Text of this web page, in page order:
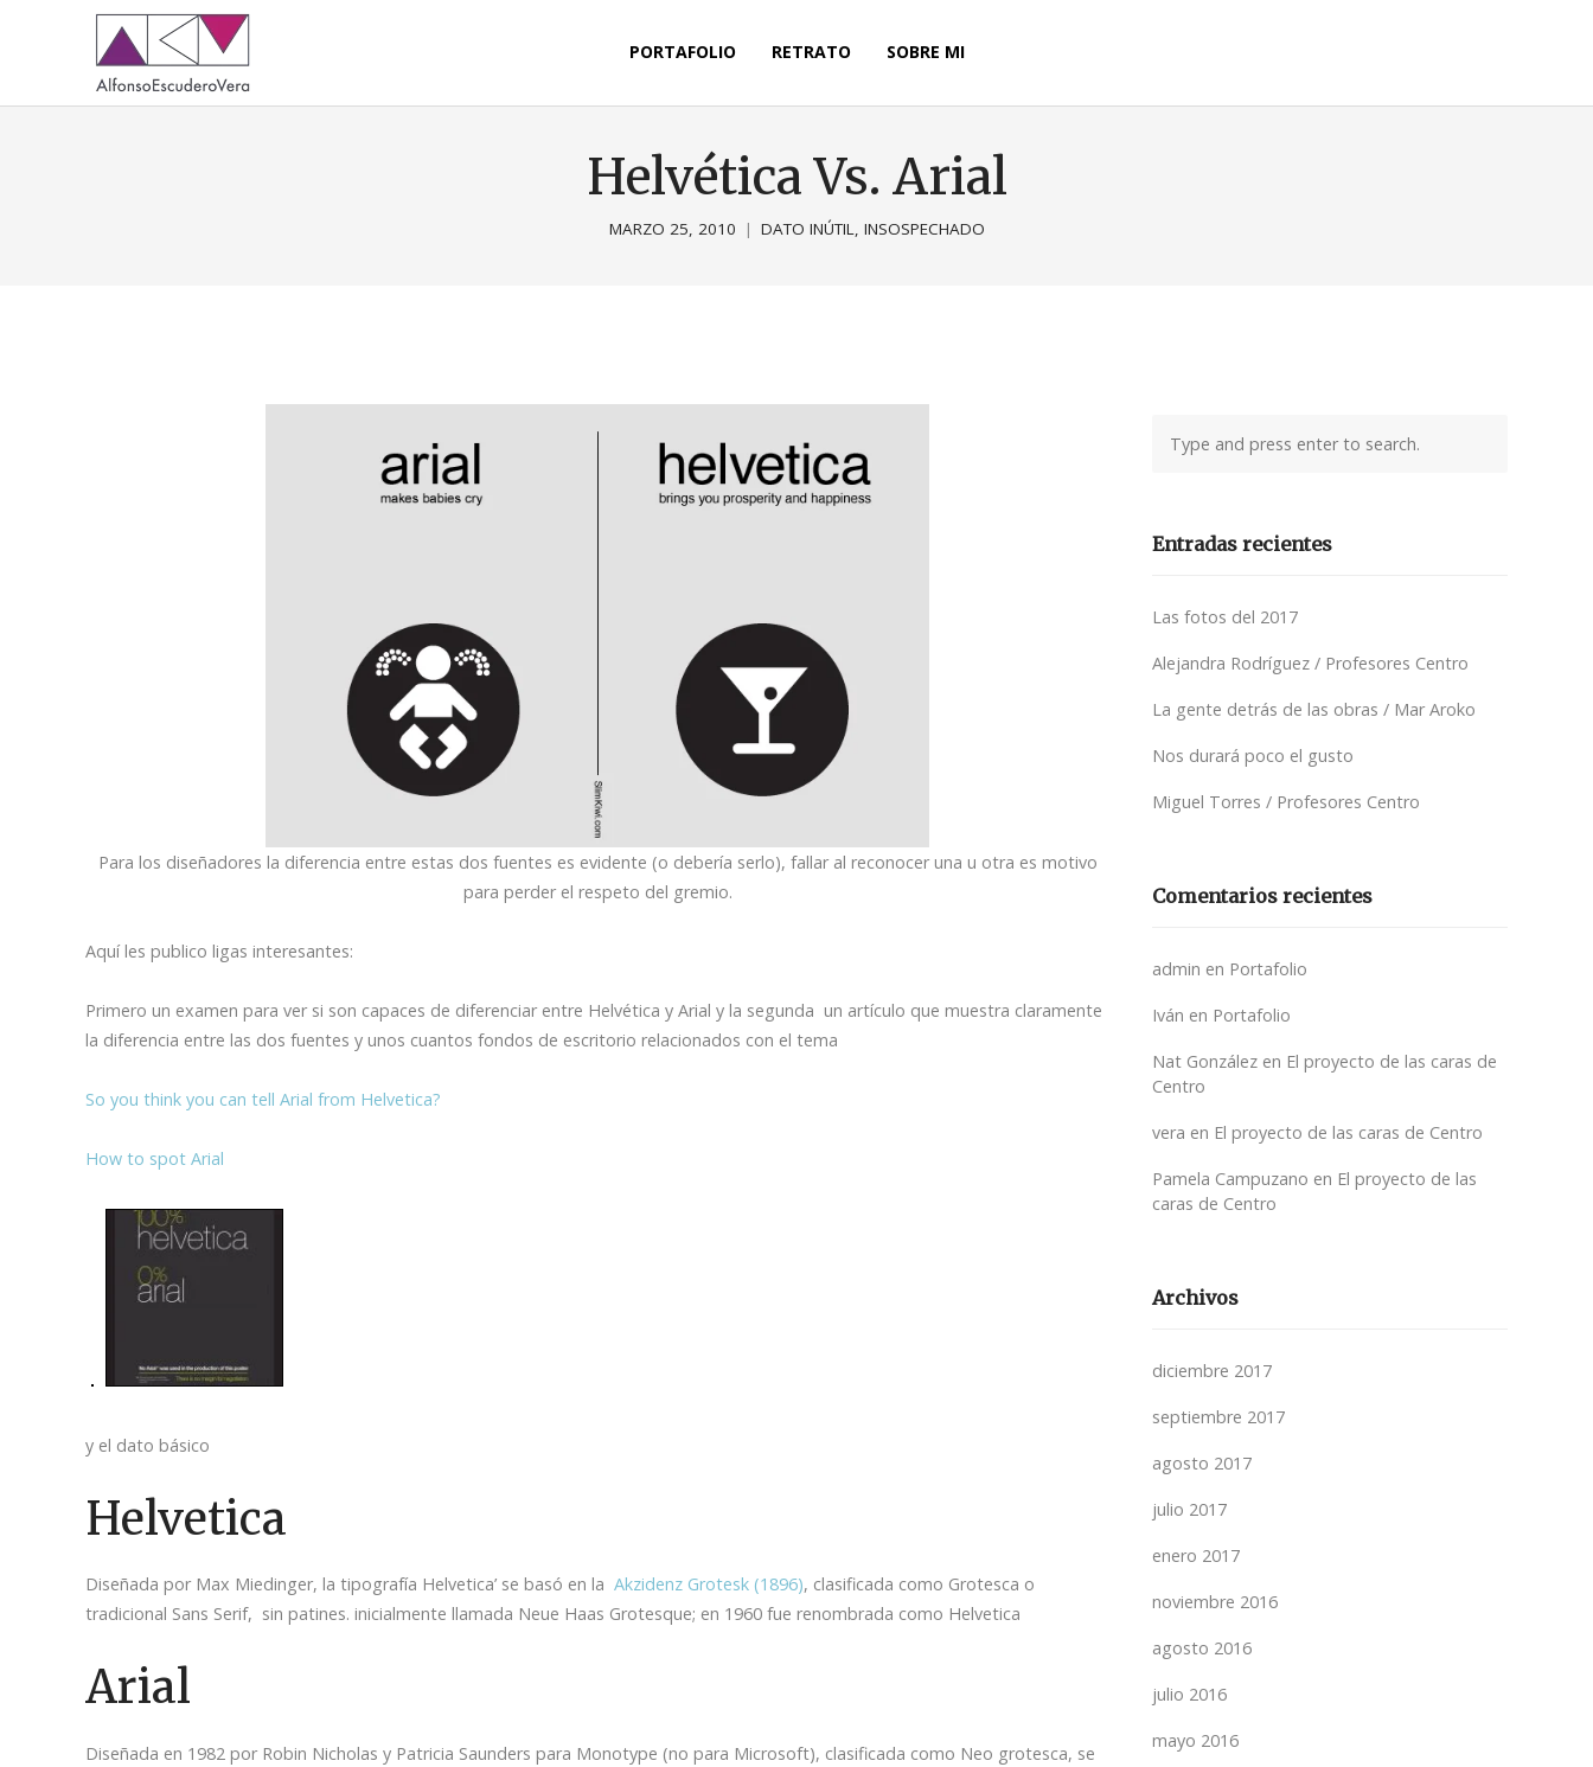
PORTAFOLIO RETRATO SOBRE MI
Helvética Vs. Arial
MARZO 25, 2010 DATO INÚTIL, INSOSPECHADO
Para los diseñadores la diferencia entre estas dos fuentes es evidente (o debería serlo), fallar al reconocer una u otra es motivo
para perder el respeto del gremio.
Aquí les publico ligas interesantes:
Primero un examen para ver si son capaces de diferenciar entre Helvética y Arial y la segunda un artículo que muestra claramente
la diferencia entre las dos fuentes y unos cuantos fondos de escritorio relacionados con el tema
So you think you can tell Arial from Helvetica?
How to spot Arial
y el dato básico
Helvetica
Diseñada por Max Miedinger, la tipografía Helvetica’ se basó en la Akzidenz Grotesk (1896), clasificada como Grotesca o
tradicional Sans Serif, sin patines. inicialmente llamada Neue Haas Grotesque; en 1960 fue renombrada como Helvetica
Arial
Diseñada en 1982 por Robin Nicholas y Patricia Saunders para Monotype (no para Microsoft), clasificada como Neo grotesca, se
Entradas recientes
Las fotos del 2017
Alejandra Rodríguez / Profesores Centro
La gente detrás de las obras / Mar Aroko
Nos durará poco el gusto
Miguel Torres / Profesores Centro
Comentarios recientes
admin en Portafolio
Iván en Portafolio
Nat González en El proyecto de las caras de
Centro
vera en El proyecto de las caras de Centro
Pamela Campuzano en El proyecto de las
caras de Centro
Archivos
diciembre 2017
septiembre 2017
agosto 2017
julio 2017
enero 2017
noviembre 2016
agosto 2016
julio 2016
mayo 2016